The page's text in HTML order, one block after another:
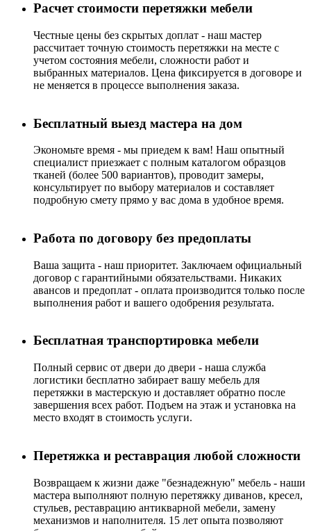
Расчет стоимости перетяжки мебели
Честные цены без скрытых доплат - наш мастер
рассчитает точную стоимость перетяжки на месте с
учетом состояния мебели, сложности работ и
выбранных материалов. Цена фиксируется в договоре и
не меняется в процессе выполнения заказа.
Бесплатный выезд мастера на дом
Экономьте время - мы приедем к вам! Наш опытный
специалист приезжает с полным каталогом образцов
тканей (более 500 вариантов), проводит замеры,
консультирует по выбору материалов и составляет
подробную смету прямо у вас дома в удобное время.
Работа по договору без предоплаты
Ваша защита - наш приоритет. Заключаем официальный
договор с гарантийными обязательствами. Никаких
авансов и предоплат - оплата производится только после
выполнения работ и вашего одобрения результата.
Бесплатная транспортировка мебели
Полный сервис от двери до двери - наша служба
логистики бесплатно забирает вашу мебель для
перетяжки в мастерскую и доставляет обратно после
завершения всех работ. Подъем на этаж и установка на
место входят в стоимость услуги.
Перетяжка и реставрация любой сложности
Возвращаем к жизни даже "безнадежную" мебель - наши
мастера выполняют полную перетяжку диванов, кресел,
стульев, реставрацию антикварной мебели, замену
механизмов и наполнителя. 15 лет опыта позволяют